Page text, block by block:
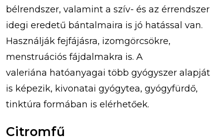
bélrendszer, valamint a szív- és az érrendszer
idegi eredetű bántalmaira is jó hatással van.
Használják fejfájásra, izomgörcsökre,
menstruációs fájdalmakra is. A
valeriána hatóanyagai több gyógyszer alapját
is képezik, kivonatai gyógytea, gyógyfürdő,
tinktúra formában is elérhetőek.
Citromfű